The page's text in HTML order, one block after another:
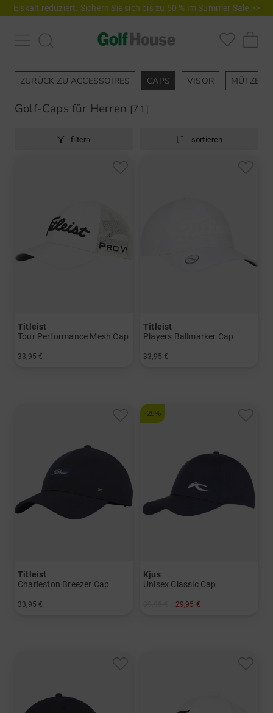
Eiskalt reduziert. Sichern Sie sich bis zu 50 % im Summer Sale >>
ZURÜCK ZU ACCESSOIRES CAPS VISOR MÜTZEN
Golf-Caps für Herren [71]
filtern sortieren
Titleist
Tour Performance Mesh Cap
33,95 €
Titleist
Players Ballmarker Cap
33,95 €
Titleist
Charleston Breezer Cap
33,95 €
-25%
Kjus
Unisex Classic Cap
29,95 €